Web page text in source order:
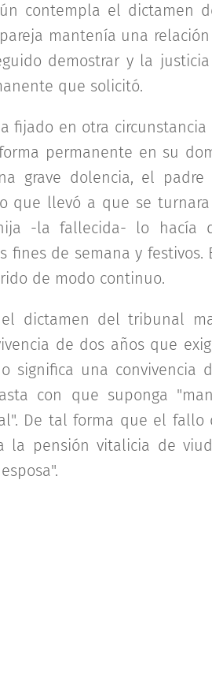
contempla el dictamen
mantenía una
demostrar y la
que solicitó.
fijado en otra
permanente en su
grave dolencia, el
que llevó a que se
-la fallecida- lo hacía
fines de semana y
de modo continuo.
el dictamen del tribunal
de dos años que
significa una convivencia
con que suponga
De tal forma que el
la pensión vitalicia de